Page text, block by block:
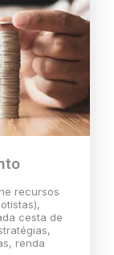
recursos
cesta de
renda